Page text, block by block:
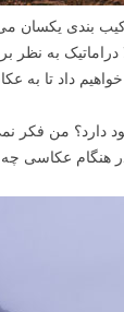
بندی یکسان
به نظر
دارد؟ من فکر
عکاسی چه